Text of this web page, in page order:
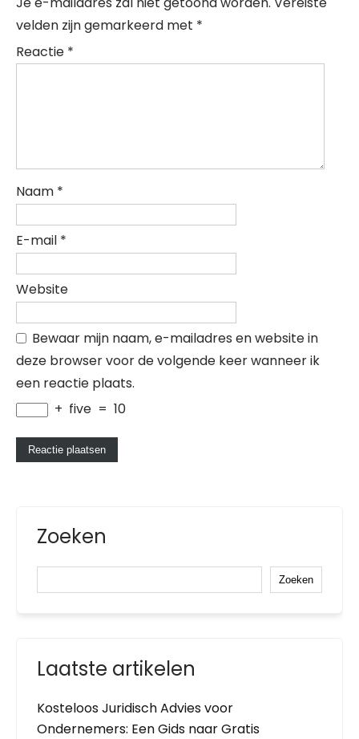
velden zijn gemarkeerd met *
Reactie *
Naam *
E-mail *
Website
Bewaar mijn naam, e-mailadres en website in
deze browser voor de volgende keer wanneer ik
een reactie plaats.
+ five = 10
Zoeken
Zoeken
Laatste artikelen
Kosteloos Juridisch Advies voor
Ondernemers: Een Gids naar Gratis